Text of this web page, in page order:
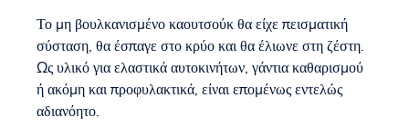
Το μη βουλκανισμένο καουτσούκ θα είχε πεισματική
σύσταση, θα έσπαγε στο κρύο και θα έλιωνε στη ζέστη.
Ως υλικό για ελαστικά αυτοκινήτων, γάντια καθαρισμού
ή ακόμη και προφυλακτικά, είναι επομένως εντελώς
αδιανόητο.